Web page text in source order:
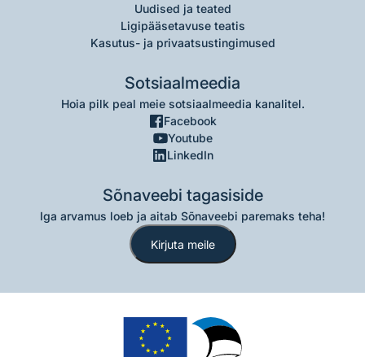
Uudised ja teated
Ligipääsetavuse teatis
Kasutus- ja privaatsustingimused
Sotsiaalmeedia
Hoia pilk peal meie sotsiaalmeedia kanalitel.
Facebook
Youtube
LinkedIn
Sõnaveebi tagasiside
Iga arvamus loeb ja aitab Sõnaveebi paremaks teha!
Kirjuta meile